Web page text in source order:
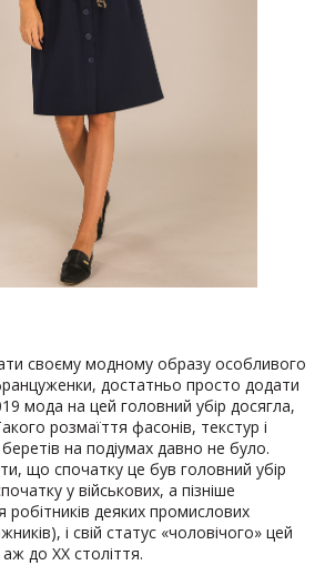
своєму модному образу особливого
достатньо просто додати
мода на цей головний убір досягла,
розмаїття фасонів, текстур і
на подіумах давно не було.
що спочатку це був головний убір
у військових, а пізніше
робітників деяких промислових
і свій статус «чоловічого» цей
до ХХ століття.